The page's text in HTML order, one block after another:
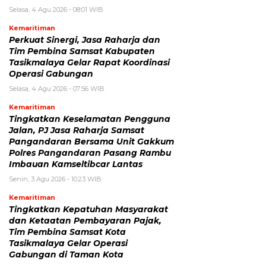
Selasa, 4 Agu 2026 - 08:01 WIB
Kemaritiman
Perkuat Sinergi, Jasa Raharja dan
Tim Pembina Samsat Kabupaten
Tasikmalaya Gelar Rapat Koordinasi
Operasi Gabungan
Selasa, 4 Agu 2026 - 07:56 WIB
Kemaritiman
Tingkatkan Keselamatan Pengguna
Jalan, PJ Jasa Raharja Samsat
Pangandaran Bersama Unit Gakkum
Polres Pangandaran Pasang Rambu
Imbauan Kamseltibcar Lantas
Senin, 3 Agu 2026 - 10:23 WIB
Kemaritiman
Tingkatkan Kepatuhan Masyarakat
dan Ketaatan Pembayaran Pajak,
Tim Pembina Samsat Kota
Tasikmalaya Gelar Operasi
Gabungan di Taman Kota